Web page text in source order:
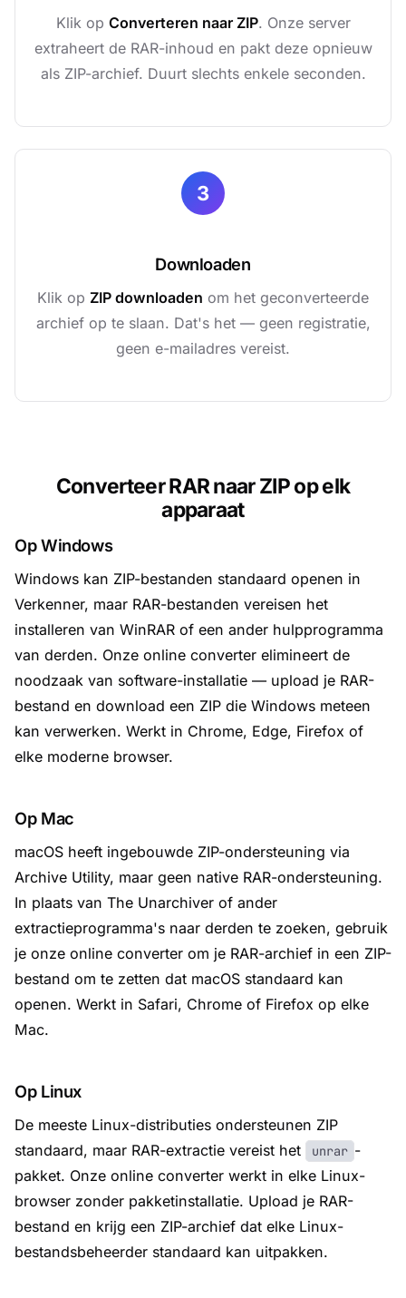
Klik op Converteren naar ZIP. Onze server
extraheert de RAR-inhoud en pakt deze opnieuw
als ZIP-archief. Duurt slechts enkele seconden.
3
Downloaden
Klik op ZIP downloaden om het geconverteerde
archief op te slaan. Dat's het — geen registratie,
geen e-mailadres vereist.
Converteer RAR naar ZIP op elk
apparaat
Op Windows
Windows kan ZIP-bestanden standaard openen in
Verkenner, maar RAR-bestanden vereisen het
installeren van WinRAR of een ander hulpprogramma
van derden. Onze online converter elimineert de
noodzaak van software-installatie — upload je RAR-
bestand en download een ZIP die Windows meteen
kan verwerken. Werkt in Chrome, Edge, Firefox of
elke moderne browser.
Op Mac
macOS heeft ingebouwde ZIP-ondersteuning via
Archive Utility, maar geen native RAR-ondersteuning.
In plaats van The Unarchiver of ander
extractieprogramma's naar derden te zoeken, gebruik
je onze online converter om je RAR-archief in een ZIP-
bestand om te zetten dat macOS standaard kan
openen. Werkt in Safari, Chrome of Firefox op elke
Mac.
Op Linux
De meeste Linux-distributies ondersteunen ZIP
standaard, maar RAR-extractie vereist het
unrar -
pakket. Onze online converter werkt in elke Linux-
browser zonder pakketinstallatie. Upload je RAR-
bestand en krijg een ZIP-archief dat elke Linux-
bestandsbeheerder standaard kan uitpakken.